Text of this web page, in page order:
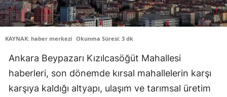
KAYNAK: haber merkezi Okunma Süresi: 3 dk
Ankara Beypazarı Kızılcasöğüt Mahallesi
haberleri, son dönemde kırsal mahallelerin karşı
karşıya kaldığı altyapı, ulaşım ve tarımsal üretim